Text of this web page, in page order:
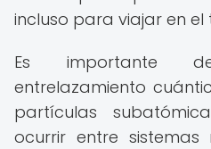
incluso para viajar en el
Es importante
entrelazamiento
partículas
ocurrir entre